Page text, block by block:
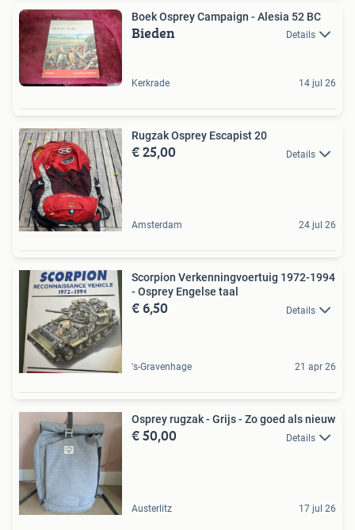
Boek Osprey Campaign - Alesia 52 BC
Bieden Details
Kerkrade 14 jul 26
Rugzak Osprey Escapist 20
€ 25,00 Details
Amsterdam 24 jul 26
Scorpion Verkenningvoertuig 1972-1994
- Osprey Engelse taal
€ 6,50 Details
's-Gravenhage 21 apr 26
Osprey rugzak - Grijs - Zo goed als nieuw
€ 50,00 Details
Austerlitz 17 jul 26